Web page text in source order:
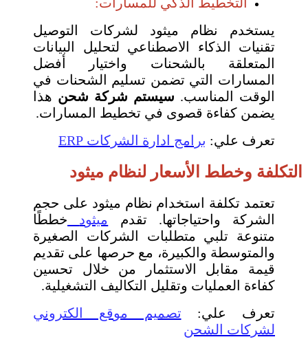
يستخدم نظام ميثود لشركات التوصيل
تقنيات الذكاء الاصطناعي لتحليل البيانات
المتعلقة بالشحنات واختيار أفضل
المسارات التي تضمن تسليم الشحنات في
الوقت المناسب. سيستم شركة شحن هذا
يضمن كفاءة قصوى في تخطيط المسارات.
تعرف علي: برامج ادارة الشركات ERP
التكلفة وخطط الأسعار لنظام ميثود
تعتمد تكلفة استخدام نظام ميثود على حجم
الشركة واحتياجاتها. تقدم
ميثود
خططًا
متنوعة تلبي متطلبات الشركات الصغيرة
والمتوسطة والكبيرة، مع حرصها على تقديم
قيمة مقابل الاستثمار من خلال تحسين
كفاءة العمليات وتقليل التكاليف التشغيلية.
تعرف علي: تصميم موقع الكتروني
لشركات الشحن